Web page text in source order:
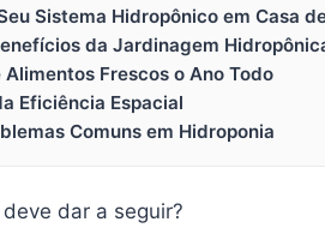
Sistema Hidropônico em Casa
da Jardinagem
Alimentos Frescos o Ano Todo
Eficiência Espacial
Comuns em Hidroponia
dar a seguir?